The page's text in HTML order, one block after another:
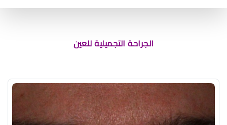
الجراحة التجميلية للعين